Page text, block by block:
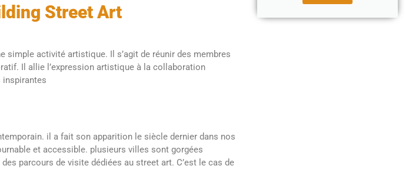
Street Art
simple activité artistique. Il s’agit de réunir des membres
Il allie l’expression artistique à la collaboration
inspirantes
il a fait son apparition le siècle dernier dans nos
et accessible. plusieurs villes sont gorgées
parcours de visite dédiées au street art. C’est le cas de